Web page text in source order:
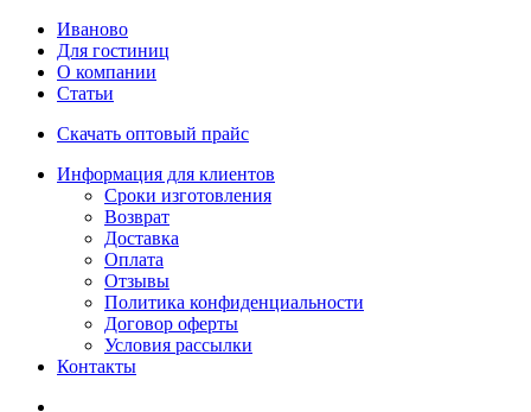
Иваново
Для гостиниц
О компании
Статьи
Скачать оптовый прайс
Информация для клиентов
Сроки изготовления
Возврат
Доставка
Оплата
Отзывы
Политика конфиденциальности
Договор оферты
Условия рассылки
Контакты